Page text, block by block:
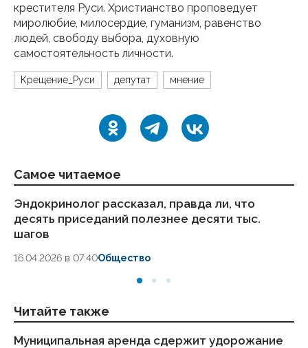
крестителя Руси. Христианство проповедует
миролюбие, милосердие, гуманизм, равенство
людей, свободу выбора, духовную
самостоятельность личности.
Крещение_Руси депутат мнение
Самое читаемое
Эндокринолог рассказал, правда ли, что
десять приседаний полезнее десяти тыс.
шагов
16.04.2026 в 07:40Общество
Читайте также
Муниципальная аренда сдержит удорожание